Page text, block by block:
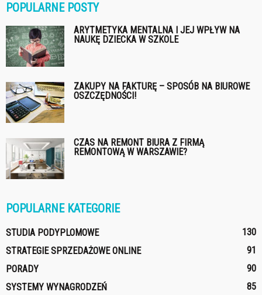
POPULARNE POSTY
ARYTMETYKA MENTALNA I JEJ WPŁYW NA
NAUKĘ DZIECKA W SZKOLE
ZAKUPY NA FAKTURĘ – SPOSÓB NA BIUROWE
OSZCZĘDNOŚCI!
CZAS NA REMONT BIURA Z FIRMĄ
REMONTOWĄ W WARSZAWIE?
POPULARNE KATEGORIE
STUDIA PODYPLOMOWE
130
STRATEGIE SPRZEDAŻOWE ONLINE
91
PORADY
90
SYSTEMY WYNAGRODZEŃ
85